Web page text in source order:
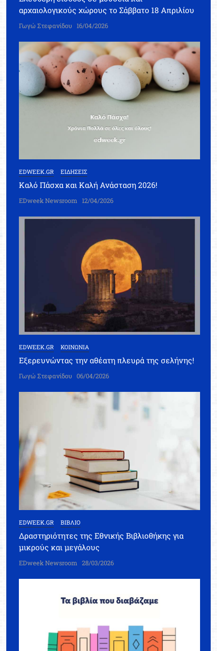
αρχαιολογικούς χώρους το Σάββατο 18 Απριλίου
Γωγώ Στεφανίδου 16/04/2026
EDWEEK.GR ΕΙΔΗΣΕΙΣ
Καλό Πάσχα και Καλή Ανάσταση 2026!
EDweek Newsroom 12/04/2026
EDWEEK.GR ΚΟΙΝΩΝΙΑ
Εξερευνώντας την αθέατη πλευρά της σελήνης!
Γωγώ Στεφανίδου 06/04/2026
EDWEEK.GR ΒΙΒΛΙΟ
Δραστηριότητες της Εθνικής Βιβλιοθήκης για
μικρούς και μεγάλους
EDweek Newsroom 28/03/2026